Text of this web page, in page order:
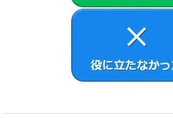
本製品の使用開始に伴い、許諾ソ
本製品、本製品上の許諾ソフトウ
ェアおよびお客さまによるそれら
号に揚げる情報（以下「本情報」
し、VAIOに送信することがあり